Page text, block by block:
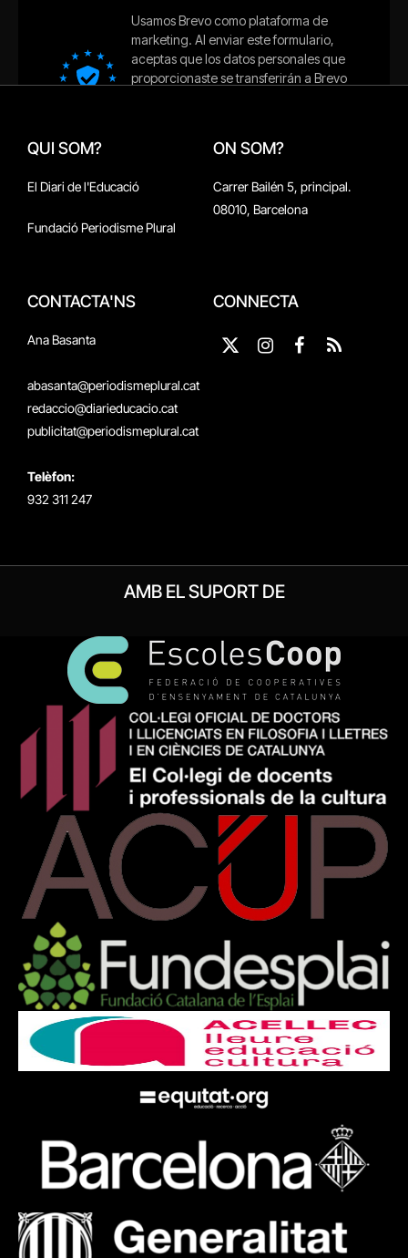
QUI SOM?
El Diari de l'Educació
Fundació Periodisme Plural
ON SOM?
Carrer Bailén 5, principal.
08010, Barcelona
CONTACTA'NS
Ana Basanta
abasanta@periodismeplural.cat
redaccio@diarieducacio.cat
publicitat@periodismeplural.cat
Telèfon:
932 311 247
CONNECTA
X
InstagramFacebook
RSS
AMB EL SUPORT DE